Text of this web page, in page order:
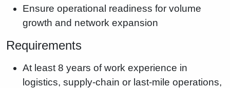
Ensure operational readiness for volume
growth and network expansion
Requirements
At least 8 years of work experience in
logistics, supply-chain or last-mile operations,